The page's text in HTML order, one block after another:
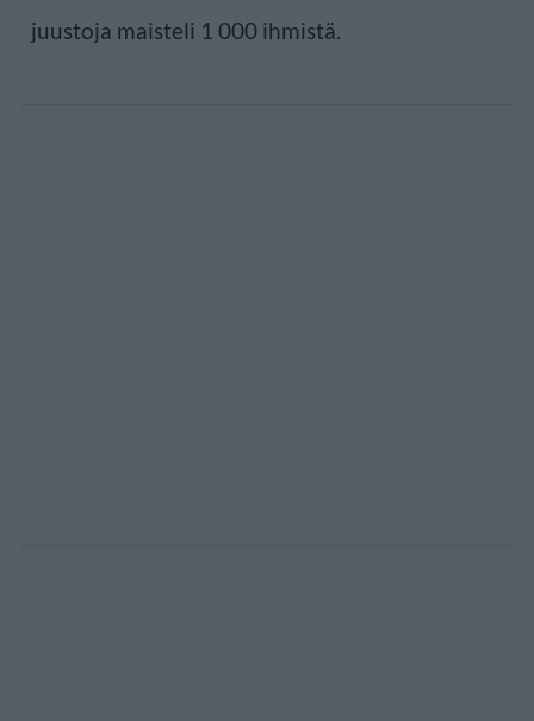
juustoja maisteli 1 000 ihmistä.